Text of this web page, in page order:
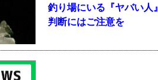
釣り場にいる『ヤバい
判断にはご注意を